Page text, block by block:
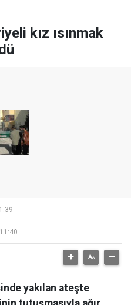
kız ısınmak
yakılan ateşte